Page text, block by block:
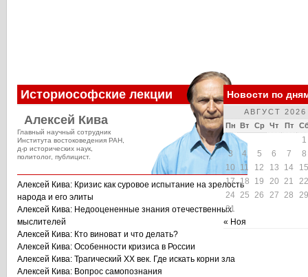
Историософские лекции
Алексей Кива
Главный научный сотрудник
Института востоковедения РАН,
д-р исторических наук,
политолог, публицист.
Алексей Кива: Кризис как суровое испытание на зрелость
народа и его элиты
Алексей Кива: Недооцененные знания отечественных
мыслителей
Алексей Кива: Кто виноват и что делать?
Алексей Кива: Особенности кризиса в России
Алексей Кива: Трагический XX век. Где искать корни зла
Алексей Кива: Вопрос самопознания
Новости по
АВГУСТ 2026
Пн Вт Ср Чт Пт
1
3
4 5 6 7
8
10
11 12 13 14
15
17 18 19 20 21
22
24 25 26 27 28
29
31
« Ноя